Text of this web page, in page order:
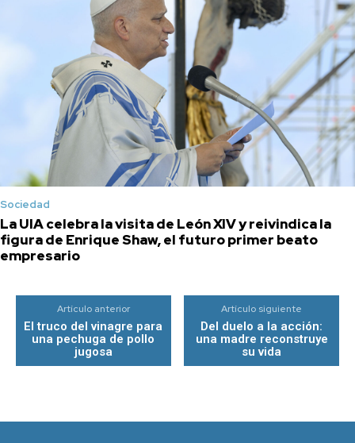
Sociedad
La UIA celebra la visita de León XIV y reivindica la
figura de Enrique Shaw, el futuro primer beato
empresario
Artículo anterior
El truco del vinagre para
una pechuga de pollo
jugosa
Artículo siguiente
Del duelo a la acción:
una madre reconstruye
su vida